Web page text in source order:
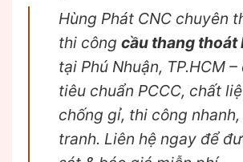
Hùng Phát CNC chuyên
thi công cầu thang thoát
tại Phú Nhuận, TP.HCM
tiêu chuẩn PCCC, chất
chống gỉ, thi công
tranh. Liên hệ ngay để